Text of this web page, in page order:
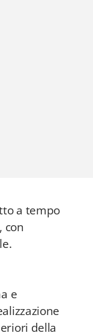
a tempo
con
e
della